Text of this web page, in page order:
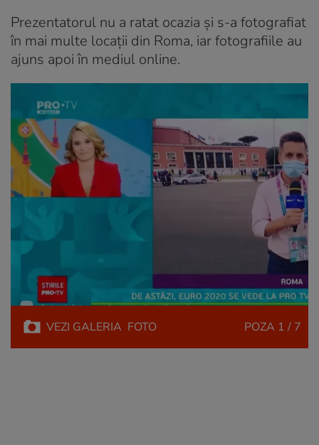
Prezentatorul nu a ratat ocazia și s-a fotografiat
în mai multe locații din Roma, iar fotografiile au
ajuns apoi în mediul online.
VEZI GALERIA FOTO POZA 1 / 7